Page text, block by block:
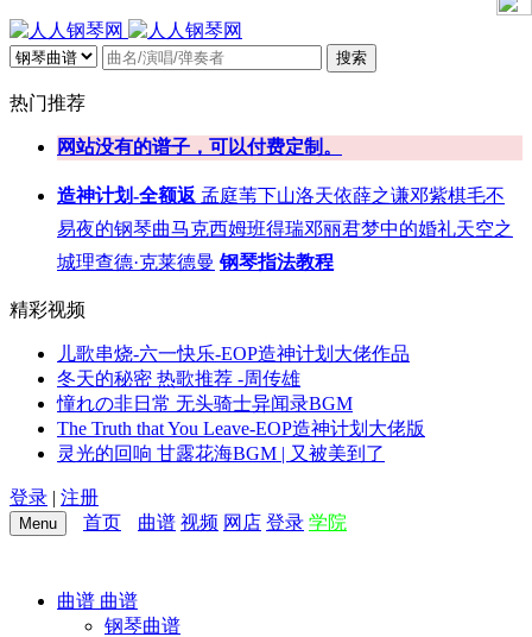
搜索
热门推荐
网站没有的谱子，可以付费定制。
造神计划-全额返 孟庭苇下山洛天依薛之谦邓紫棋毛不
易夜的钢琴曲马克西姆班得瑞邓丽君梦中的婚礼天空之
城理查德·克莱德曼 钢琴指法教程
精彩视频
儿歌串烧-六一快乐-EOP造神计划大佬作品
冬天的秘密 热歌推荐 -周传雄
憧れの非日常 无头骑士异闻录BGM
The Truth that You Leave-EOP造神计划大佬版
灵光的回响 甘露花海BGM | 又被美到了
登录 | 注册
Menu 首页 曲谱 视频 网店 登录 学院
曲谱 曲谱
钢琴曲谱